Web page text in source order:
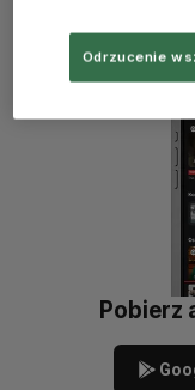
Pobierz
Odrzucenie